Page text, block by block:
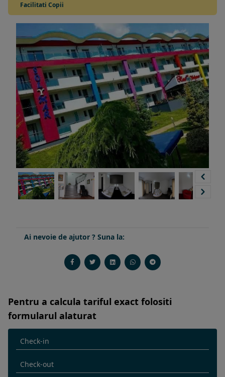
Facilitati Copii
Ai nevoie de ajutor ? Suna la:
Pentru a calcula tariful exact folositi
formularul alaturat